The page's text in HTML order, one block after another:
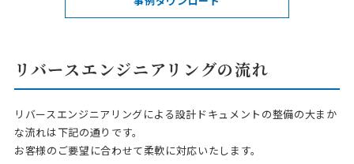
リバースエンジニアリングの流れ
リバースエンジニアリングによる設計ドキュメントの整備の大まか
な流れは下記の通りです。
お客様のご要望に合わせて柔軟に対応いたします。